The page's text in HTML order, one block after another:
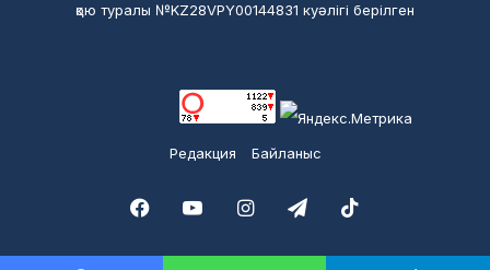
қою туралы №KZ28VPY00144831 куәлігі берілген
Редакция Байланыс
FacebookYouTubeInstagramTelegram